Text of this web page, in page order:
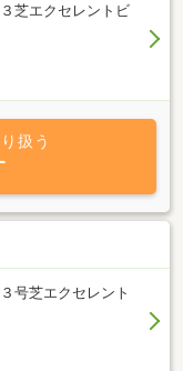
芝エクセレントビ
扱う
号芝エクセレント